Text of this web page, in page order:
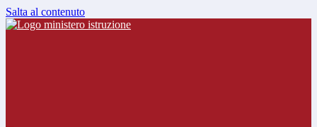
Salta al contenuto